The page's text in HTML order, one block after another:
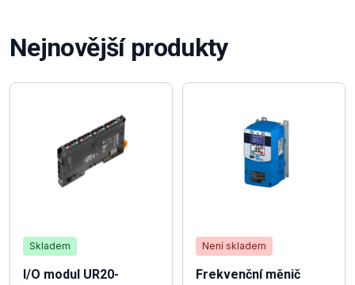
Nejnovější produkty
Skladem
I/O modul UR20-
Není skladem
Frekvenční měnič